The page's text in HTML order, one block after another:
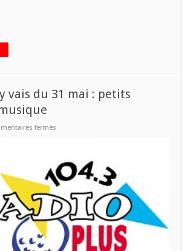
vais du 31 mai : petits
fermés
31
mai
:
bonheurs
en
musique